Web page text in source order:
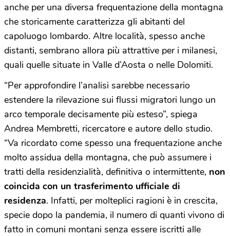
anche per una diversa frequentazione della montagna
che storicamente caratterizza gli abitanti del
capoluogo lombardo. Altre località, spesso anche
distanti, sembrano allora più attrattive per i milanesi,
quali quelle situate in Valle d’Aosta o nelle Dolomiti.
“Per approfondire l’analisi sarebbe necessario
estendere la rilevazione sui flussi migratori lungo un
arco temporale decisamente più esteso”, spiega
Andrea Membretti, ricercatore e autore dello studio.
“Va ricordato come spesso una frequentazione anche
molto assidua della montagna, che può assumere i
tratti della residenzialità, definitiva o intermittente, non
coincida con un trasferimento ufficiale di
residenza. Infatti, per molteplici ragioni è in crescita,
specie dopo la pandemia, il numero di quanti vivono di
fatto in comuni montani senza essere iscritti alle